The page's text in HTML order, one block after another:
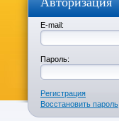
E-mail:
Пароль:
Регистрация
Восстановить пароль